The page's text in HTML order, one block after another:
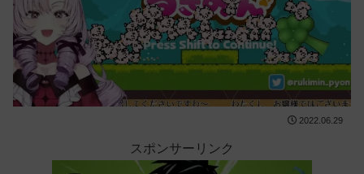
2022.06.29
スポンサーリンク